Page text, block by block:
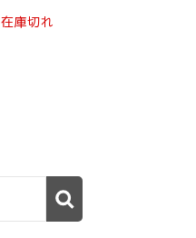
在庫切れ